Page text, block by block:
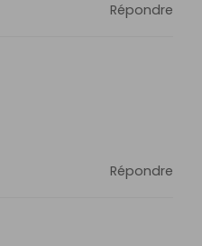
Répondre
Répondre